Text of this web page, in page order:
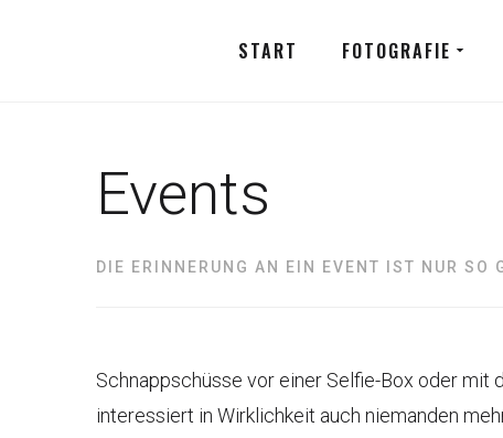
START FOTOGRAFIE
Events
DIE ERINNERUNG AN EIN EVENT IST NUR SO
Schnappschüsse vor einer Selfie-Box oder mit
interessiert in Wirklichkeit auch niemanden